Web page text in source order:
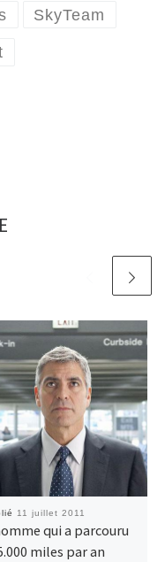
SkyTeam
11 juillet 2011
qui a parcouru
miles par an